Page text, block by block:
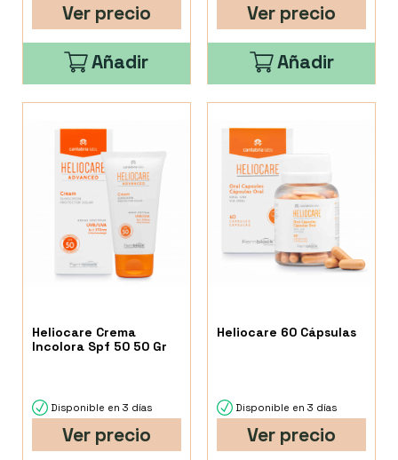
Ver precio
Añadir
Ver precio
Añadir
Heliocare Crema
Incolora Spf 50 50 Gr
Disponible en 3 días
Ver precio
Heliocare 60 Cápsulas
Disponible en 3 días
Ver precio